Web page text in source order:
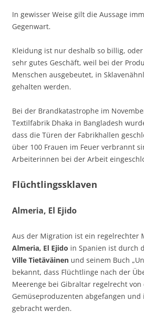
In gewisser Weise gilt die Aussage
Gegenwart.
Kleidung ist nur deshalb so billig,
sehr gutes Geschäft, weil bei der
Menschen ausgebeutet, in
gehalten werden.
Bei der Brandkatastrophe im
Textilfabrik Dhaka in Bangladesh
dass die Türen der Fabrikhallen
über 100 Frauen im Feuer verbrannt
Arbeiterinnen bei der Arbeit
Flüchtlingssklaven
Almeria, El Ejido
Aus der Migration ist ein regelrechter
Almeria, El Ejido in Spanien ist durch
Ville Tietäväinen und seinem Buch
bekannt, dass Flüchtlinge nach der
Meerenge bei Gibraltar regelrecht von
Gemüseproduzenten abgefangen
gebracht werden.